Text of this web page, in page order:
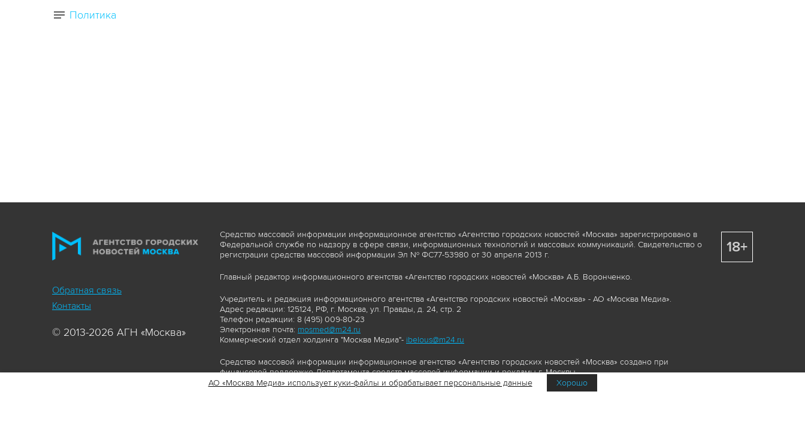
Политика
Обратная связь
Контакты
© 2013-2026 АГН «Москва»
Средство массовой информации информационное агентство «Агентство городских новостей «Москва» зарегистрировано в
Федеральной службе по надзору в сфере связи, информационных технологий и массовых коммуникаций. Свидетельство о
регистрации средства массовой информации Эл № ФС77-53980 от 30 апреля 2013 г.
Главный редактор информационного агентства «Агентство городских новостей «Москва» А.Б. Воронченко.
Учредитель и редакция информационного агентства «Агентство городских новостей «Москва» - АО «Москва Медиа».
Адрес редакции: 125124, РФ, г. Москва, ул. Правды, д. 24, стр. 2
Телефон редакции: 8 (495) 009-80-23
Электронная почта: mosmed@m24.ru
Коммерческий отдел холдинга "Москва Медиа"- ibelous@m24.ru
Средство массовой информации информационное агентство «Агентство городских новостей «Москва» создано при
финансовой поддержке Департамента средств массовой информации и рекламы г. Москвы.
Сайт https://www.mskagency.ru содержит материалы, товарные знаки и иные охраняемые элементы, включая, но, не
18+
АО «Москва Медиа» использует куки-файлы и обрабатывает персональные данные Хорошо